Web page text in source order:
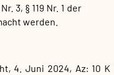
3, § 119 Nr. 1 der
werden.
4. Juni 2024, Az: 10 K